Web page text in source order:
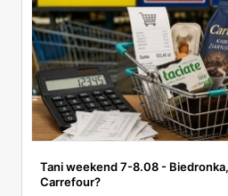
Tani weekend 7-8.08 -
Carrefour?